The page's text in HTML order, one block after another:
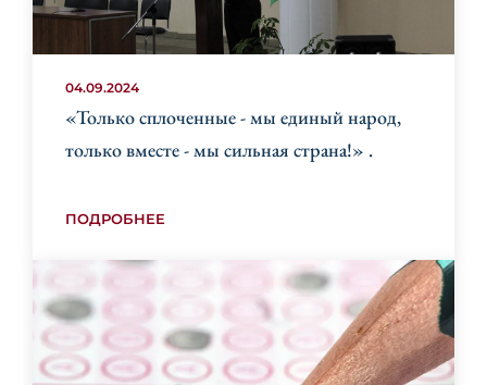
04.09.2024
«Только сплоченные - мы единый народ,
только вместе - мы сильная страна!» .
ПОДРОБНЕЕ